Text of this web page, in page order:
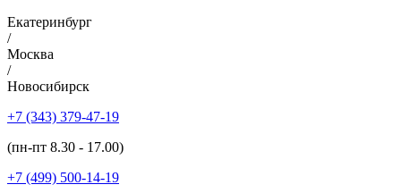
Екатеринбург
/
Москва
/
Новосибирск
+7 (343) 379-47-19
(пн-пт 8.30 - 17.00)
+7 (499) 500-14-19